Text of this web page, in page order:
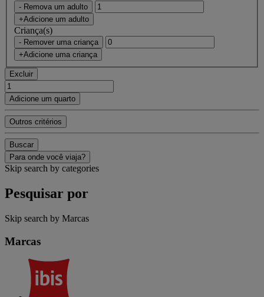
- Remova um adulto
+Adicione um adulto
Criança(s)
- Remover uma criança
+Adicione uma criança
Excluir
Adicione um quarto
Outros critérios
Buscar
Para onde você viaja?
Skip search by categories
Pesquisar por
Skip search by Marcas
Marcas